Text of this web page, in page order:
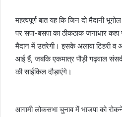
महत्वपूर्ण बात यह कि जिन दो मैदानी
पर सपा-बसपा का ठीकठाक जनाधार कहा
मैदान में उतरेगी। इसके अलावा टिहरी व
आई हैं, जबकि एकमात्र पौड़ी गढ़वाल
की साईकिल दौड़ाएंगे।
आगामी लोकसभा चुनाव में भाजपा को